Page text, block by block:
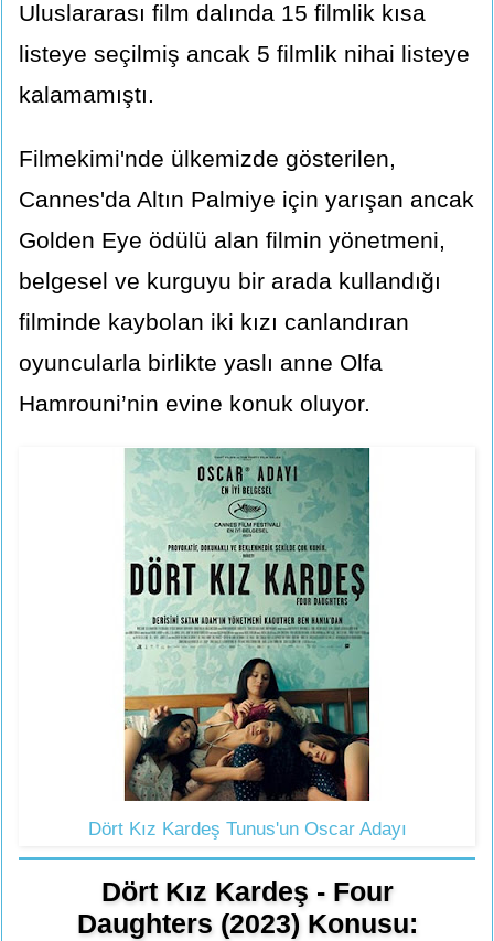
Uluslararası film dalında 15 filmlik kısa
listeye seçilmiş ancak 5 filmlik nihai listeye
kalamamıştı.
Filmekimi'nde ülkemizde gösterilen,
Cannes'da Altın Palmiye için yarışan ancak
Golden Eye ödülü alan filmin yönetmeni,
belgesel ve kurguyu bir arada kullandığı
filminde kaybolan iki kızı canlandıran
oyuncularla birlikte yaslı anne Olfa
Hamrouni’nin evine konuk oluyor.
Dört Kız Kardeş Tunus'un Oscar Adayı
Dört Kız Kardeş - Four
Daughters (2023) Konusu: